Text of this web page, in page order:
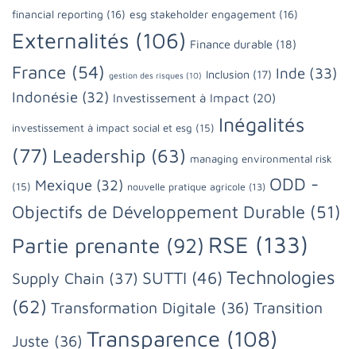
financial reporting (16) esg stakeholder engagement (16)
Externalités (106) Finance durable (18)
France (54) gestion des risques (10) Inclusion (17) Inde (33)
Indonésie (32) Investissement à Impact (20)
investissement à impact social et esg (15) Inégalités
(77) Leadership (63) managing environmental risk
(15) Mexique (32) nouvelle pratique agricole (13) ODD -
Objectifs de Développement Durable (51)
Partie prenante (92) RSE (133)
Supply Chain (37) SUTTI (46) Technologies
(62) Transformation Digitale (36) Transition
Juste (36) Transparence (108)